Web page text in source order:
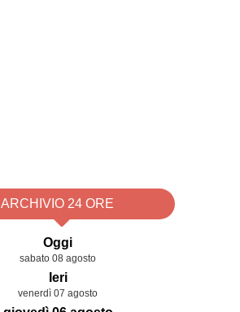
ARCHIVIO 24 ORE
Oggi
sabato 08 agosto
Ieri
venerdì 07 agosto